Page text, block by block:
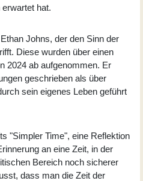
hat.
Johns, der den Sinn der
Diese wurden über einen
2024 ab aufgenommen. Er
geschrieben als über
sein eigenes Leben geführt
"Simpler Time", eine Reflektion
an eine Zeit, in der
Bereich noch sicherer
dass man die Zeit der